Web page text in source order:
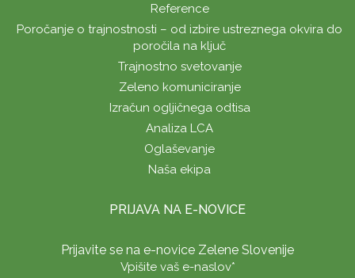
Reference
Poročanje o trajnostnosti – od izbire ustreznega okvira do
poročila na ključ
Trajnostno svetovanje
Zeleno komuniciranje
Izračun ogljičnega odtisa
Analiza LCA
Oglaševanje
Naša ekipa
PRIJAVA NA E-NOVICE
Prijavite se na e-novice Zelene Slovenije
Vpišite vaš e-naslov*